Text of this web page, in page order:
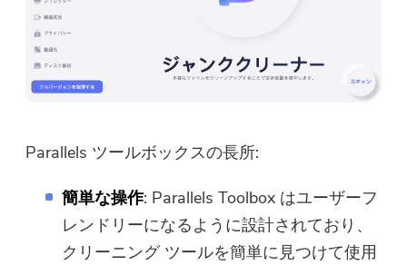
Parallels ツールボックスの長所:
簡単な操作: Parallels Toolbox はユーザーフ
レンドリーになるように設計されており、
クリーニング ツールを簡単に見つけて使用
す。メールアドレスを入力し
て、ダウンロードリンクとクー
フトウェアを購入したい場合は
有効なメールアドレスを入力してく
ださい。